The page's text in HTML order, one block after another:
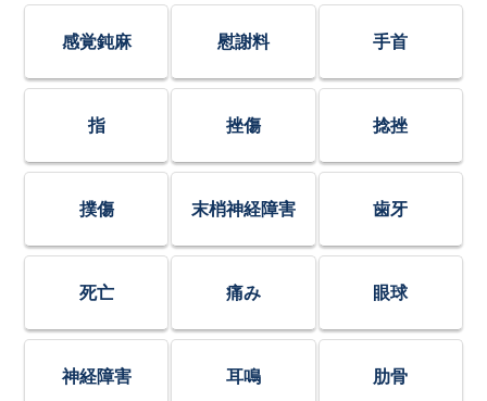
感覚鈍麻 慰謝料 手首
指 挫傷 捻挫
撲傷 末梢神経障害 歯牙
死亡 痛み 眼球
神経障害 耳鳴 肋骨